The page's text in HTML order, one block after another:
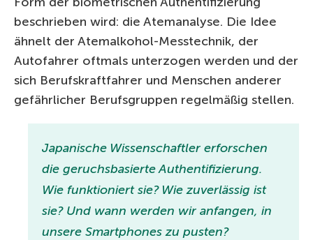
beschrieben wird: die Atemanalyse. Die Idee
ähnelt der Atemalkohol-Messtechnik, der
Autofahrer oftmals unterzogen werden und der
sich Berufskraftfahrer und Menschen anderer
gefährlicher Berufsgruppen regelmäßig stellen.
Japanische Wissenschaftler erforschen
die geruchsbasierte Authentifizierung.
Wie funktioniert sie? Wie zuverlässig ist
sie? Und wann werden wir anfangen, in
unsere Smartphones zu pusten?